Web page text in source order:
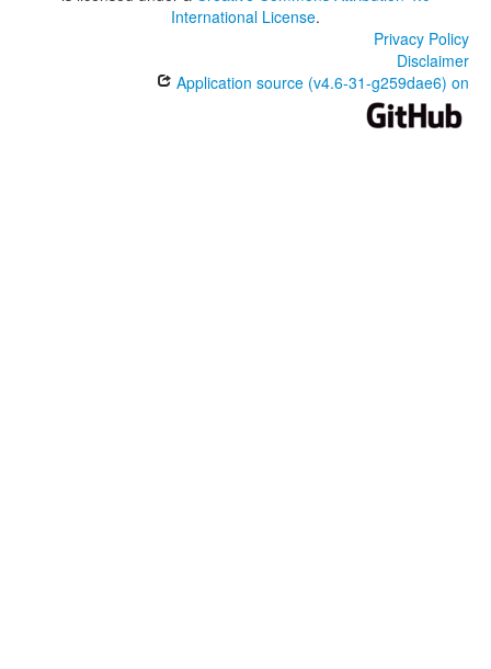
International License.
Privacy Policy
Disclaimer
Application source (v4.6-31-g259dae6) on